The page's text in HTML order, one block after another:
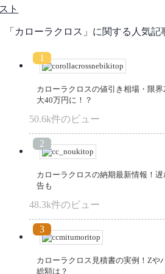
「カローラクロス」に関する人気記
カローラクロスの値引き相場・限
大40万円に！？
50.6k件のビュー
カローラクロスの納期最新情報！
告も
48.3k件のビュー
カローラクロス見積書の実例！Zや
総額は？